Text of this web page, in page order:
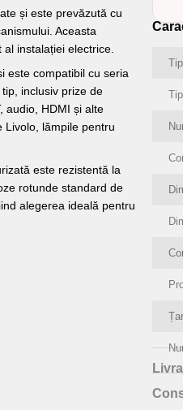
și este prevăzută cu
Aceasta
instalației electrice.
este compatibil cu seria
inclusiv prize de
audio, HDMI și alte
Livolo, lămpile pentru
este rezistentă la
rotunde standard de
alegerea ideală pentru